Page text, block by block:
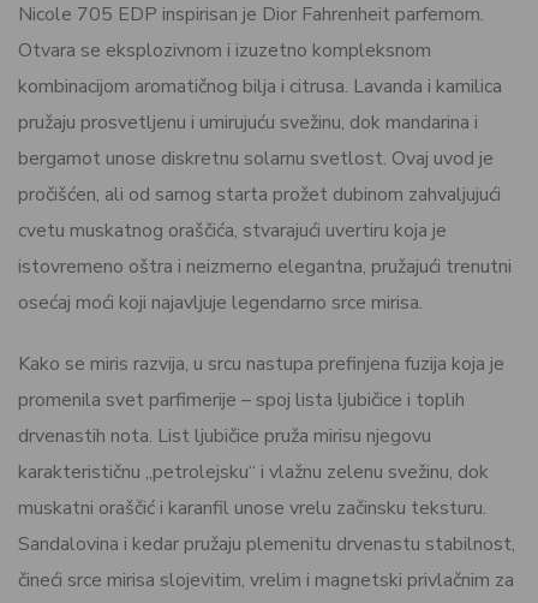
Nicole 705 EDP inspirisan je Dior Fahrenheit parfemom.
Otvara se eksplozivnom i izuzetno kompleksnom
kombinacijom aromatičnog bilja i citrusa. Lavanda i kamilica
pružaju prosvetljenu i umirujuću svežinu, dok mandarina i
bergamot unose diskretnu solarnu svetlost. Ovaj uvod je
pročišćen, ali od samog starta prožet dubinom zahvaljujući
cvetu muskatnog oraščića, stvarajući uvertiru koja je
istovremeno oštra i neizmerno elegantna, pružajući trenutni
osećaj moći koji najavljuje legendarno srce mirisa.
Kako se miris razvija, u srcu nastupa prefinjena fuzija koja je
promenila svet parfimerije – spoj lista ljubičice i toplih
drvenastih nota. List ljubičice pruža mirisu njegovu
karakterističnu „petrolejsku“ i vlažnu zelenu svežinu, dok
muskatni oraščić i karanfil unose vrelu začinsku teksturu.
Sandalovina i kedar pružaju plemenitu drvenastu stabilnost,
čineći srce mirisa slojevitim, vrelim i magnetski privlačnim za